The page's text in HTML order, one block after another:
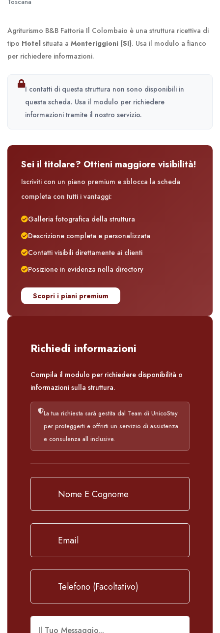
Agriturismo B&B Fattoria Il Colombaio è una struttura ricettiva di
tipo Hotel situata a Monteriggioni (SI). Usa il modulo a fianco
per richiedere informazioni.
I contatti di questa struttura non sono disponibili in
questa scheda. Usa il modulo per richiedere
informazioni tramite il nostro servizio.
Sei il titolare? Ottieni maggiore visibilità!
Iscriviti con un piano premium e sblocca la scheda
completa con tutti i vantaggi:
Galleria fotografica della struttura
Descrizione completa e personalizzata
Contatti visibili direttamente ai clienti
Posizione in evidenza nella directory
Scopri i piani premium
Richiedi informazioni
Compila il modulo per richiedere disponibilità o
informazioni sulla struttura.
La tua richiesta sarà gestita dal Team di UnicoStay
per proteggerti e offrirti un servizio di assistenza
e consulenza all inclusive.